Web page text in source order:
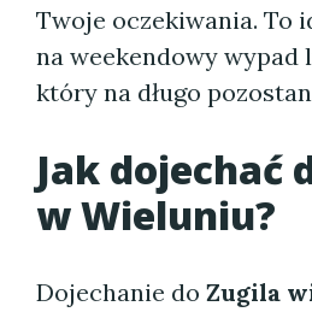
Twoje oczekiwania. To
na weekendowy wypad
który na długo
Jak dojechać
w Wieluniu?
Dojechanie do Zugila